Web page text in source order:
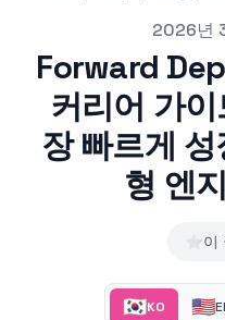
2026년
Forward
커리어 가
장 빠르게
형 엔
⭐이
🇰🇷KO 🇺🇸